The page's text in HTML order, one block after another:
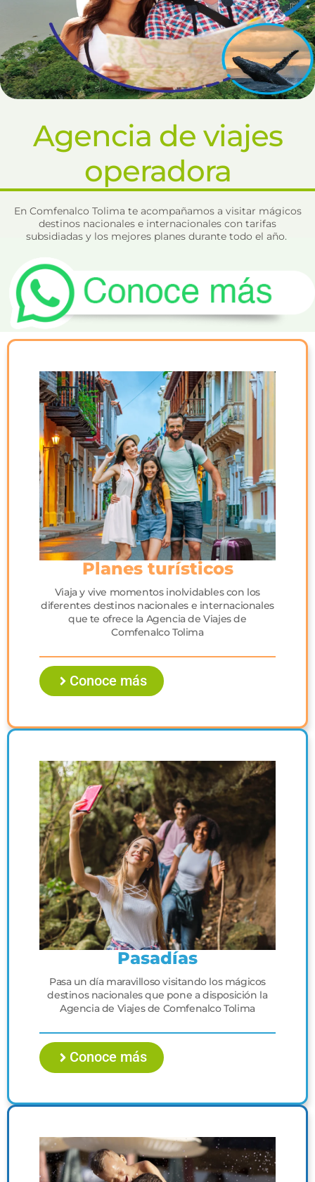
Agencia de viajes
operadora
En Comfenalco Tolima te acompañamos a visitar mágicos
destinos nacionales e internacionales con tarifas
subsidiadas y los mejores planes durante todo el año.
Planes turísticos
Viaja y vive momentos inolvidables con los
diferentes destinos nacionales e internacionales
que te ofrece la Agencia de Viajes de
Comfenalco Tolima
Conoce más
Pasadías
Pasa un día maravilloso visitando los mágicos
destinos nacionales que pone a disposición la
Agencia de Viajes de Comfenalco Tolima
Conoce más